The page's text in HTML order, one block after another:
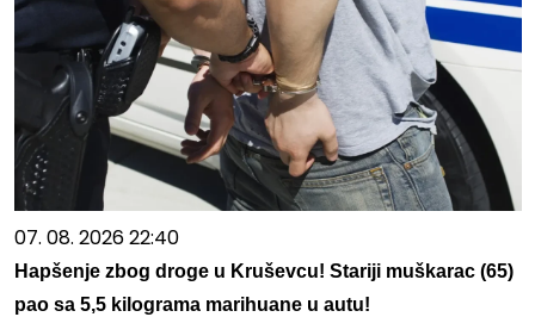
07. 08. 2026 22:40
Hapšenje zbog droge u Kruševcu! Stariji muškarac (65)
pao sa 5,5 kilograma marihuane u autu!